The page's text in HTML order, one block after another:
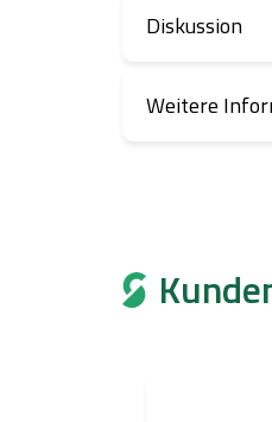
Diskussion
Weitere